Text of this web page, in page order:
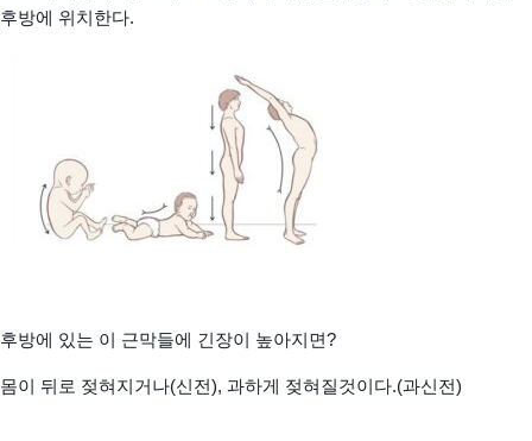
후방에 위치한다.
후방에 있는 이 근막들에 긴장이 높아지면?
몸이 뒤로 젖혀지거나(신전), 과하게 젖혀질것이다.(과신전)